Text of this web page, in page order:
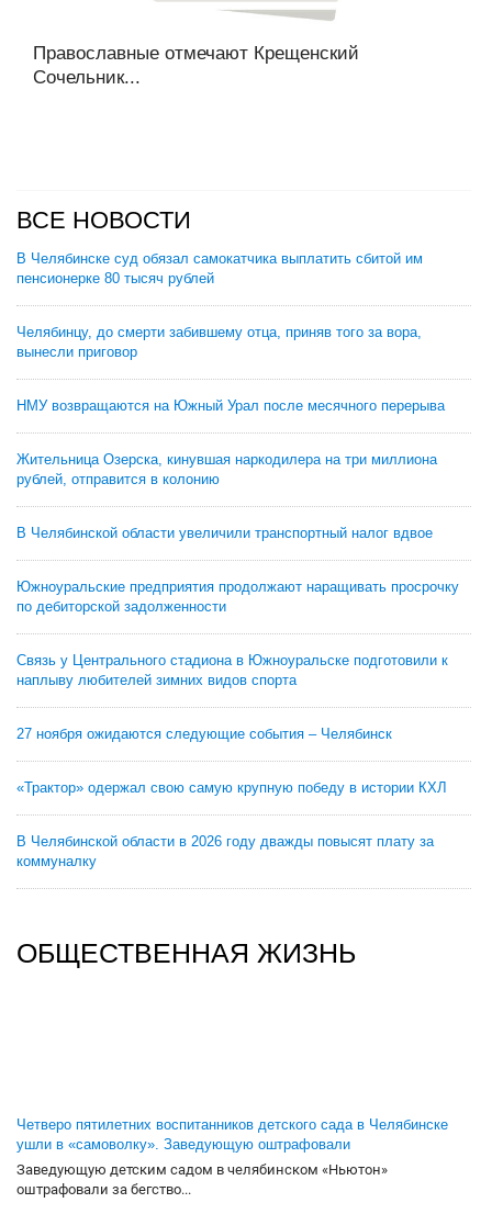
Православные отмечают Крещенский
Сочельник...
ВСЕ НОВОСТИ
В Челябинске суд обязал самокатчика выплатить сбитой им
пенсионерке 80 тысяч рублей
Челябинцу, до смерти забившему отца, приняв того за вора,
вынесли приговор
НМУ возвращаются на Южный Урал после месячного перерыва
Жительница Озерска, кинувшая наркодилера на три миллиона
рублей, отправится в колонию
В Челябинской области увеличили транспортный налог вдвое
Южноуральские предприятия продолжают наращивать просрочку
по дебиторской задолженности
Связь у Центрального стадиона в Южноуральске подготовили к
наплыву любителей зимних видов спорта
27 ноября ожидаются следующие события – Челябинск
«Трактор» одержал свою самую крупную победу в истории КХЛ
В Челябинской области в 2026 году дважды повысят плату за
коммуналку
ОБЩЕСТВЕННАЯ ЖИЗНЬ
Четверо пятилетних воспитанников детского сада в Челябинске
ушли в «самоволку». Заведующую оштрафовали
Заведующую детским садом в челябинском «Ньютон»
оштрафовали за бегство...